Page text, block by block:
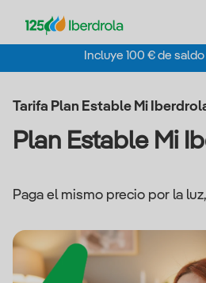
Incluye 100 € de
Tarifa Plan Estable Mi
Plan Estable Mi
Paga el mismo precio por la